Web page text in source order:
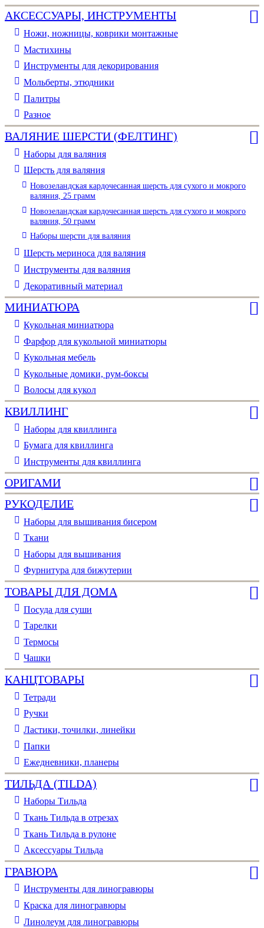
АКСЕССУАРЫ, ИНСТРУМЕНТЫ
Ножи, ножницы, коврики монтажные
Мастихины
Инструменты для декорирования
Мольберты, этюдники
Палитры
Разное
ВАЛЯНИЕ ШЕРСТИ (ФЕЛТИНГ)
Наборы для валяния
Шерсть для валяния
Новозеландская кардочесанная шерсть для сухого и мокрого
валяния, 25 грамм
Новозеландская кардочесанная шерсть для сухого и мокрого
валяния, 50 грамм
Наборы шерсти для валяния
Шерсть мериноса для валяния
Инструменты для валяния
Декоративный материал
МИНИАТЮРА
Кукольная миниатюра
Фарфор для кукольной миниатюры
Кукольная мебель
Кукольные домики, рум-боксы
Волосы для кукол
КВИЛЛИНГ
Наборы для квиллинга
Бумага для квиллинга
Инструменты для квиллинга
ОРИГАМИ
РУКОДЕЛИЕ
Наборы для вышивания бисером
Ткани
Наборы для вышивания
Фурнитура для бижутерии
ТОВАРЫ ДЛЯ ДОМА
Посуда для суши
Тарелки
Термосы
Чашки
КАНЦТОВАРЫ
Тетради
Ручки
Ластики, точилки, линейки
Папки
Ежедневники, планеры
ТИЛЬДА (TILDA)
Наборы Тильда
Ткань Тильда в отрезах
Ткань Тильда в рулоне
Аксессуары Тильда
ГРАВЮРА
Инструменты для линогравюры
Краска для линогравюры
Линолеум для линогравюры